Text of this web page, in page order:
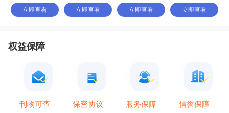
接收的周期
立即查看
式修改和调整
立即查看
退稿或拒稿率
立即查看
（cover letter）
立即查看
权益保障
刊物可查 保密协议 服务保障 信誉保障